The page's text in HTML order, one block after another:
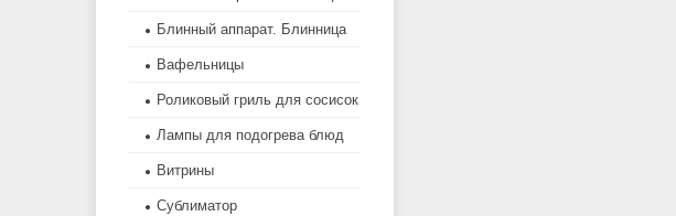
Блинный аппарат. Блинница
Вафельницы
Роликовый гриль для сосисок
Лампы для подогрева блюд
Витрины
Сублиматор